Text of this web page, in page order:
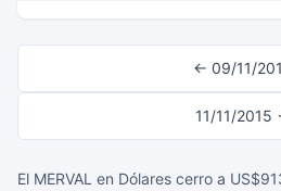
← 09/11/
11/11/2015
El MERVAL en Dólares cerro a